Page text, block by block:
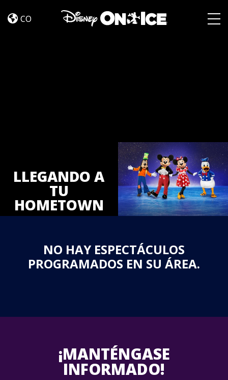
CO
LLEGANDO A
TU
HOMETOWN
NO HAY ESPECTÁCULOS
PROGRAMADOS EN SU ÁREA.
¡MANTÉNGASE
INFORMADO!